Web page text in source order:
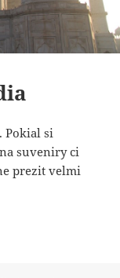
Pokial si
suveniry ci
prezit velmi